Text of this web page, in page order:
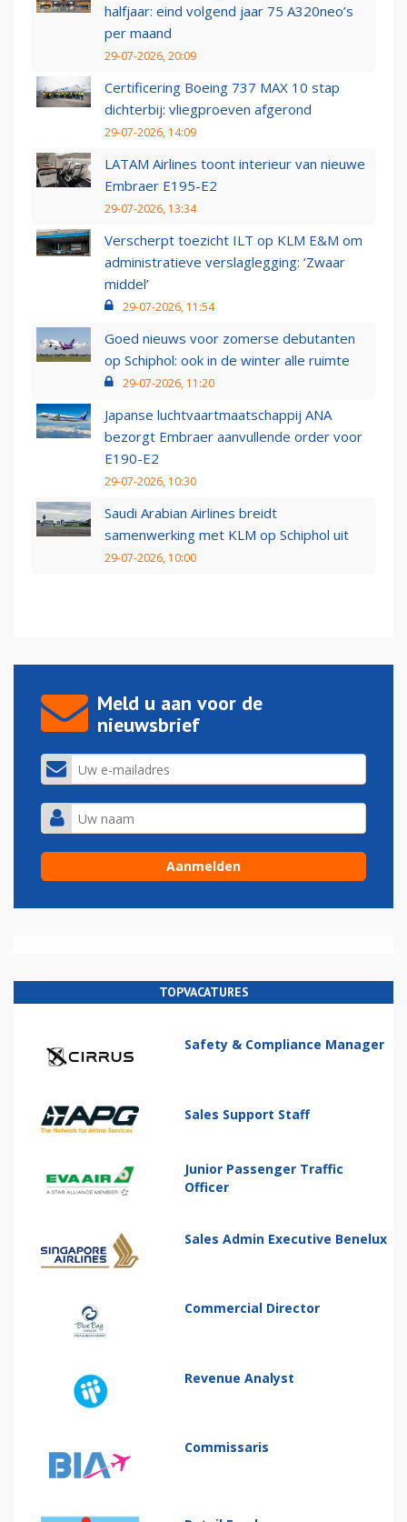
halfjaar: eind volgend jaar 75 A320neo’s
per maand
29-07-2026, 20:09
Certificering Boeing 737 MAX 10 stap
dichterbij: vliegproeven afgerond
29-07-2026, 14:09
LATAM Airlines toont interieur van nieuwe
Embraer E195-E2
29-07-2026, 13:34
Verscherpt toezicht ILT op KLM E&M om
administratieve verslaglegging: ‘Zwaar
middel’
29-07-2026, 11:54
Goed nieuws voor zomerse debutanten
op Schiphol: ook in de winter alle ruimte
29-07-2026, 11:20
Japanse luchtvaartmaatschappij ANA
bezorgt Embraer aanvullende order voor
E190-E2
29-07-2026, 10:30
Saudi Arabian Airlines breidt
samenwerking met KLM op Schiphol uit
29-07-2026, 10:00
Meld u aan voor de
nieuwsbrief
TOPVACATURES
Safety & Compliance Manager
Sales Support Staff
Junior Passenger Traffic
Officer
Sales Admin Executive Benelux
Commercial Director
Revenue Analyst
Commissaris